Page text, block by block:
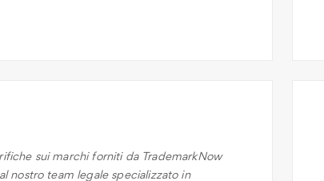
sui marchi forniti da TrademarkNow
nostro team legale specializzato in